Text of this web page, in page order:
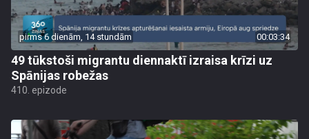
pirms 6 dienām, 14 stundām 00:03:34
49 tūkstoši migrantu diennaktī izraisa krīzi uz
Spānijas robežas
410. epizode